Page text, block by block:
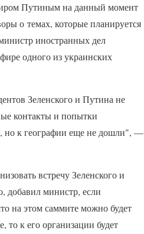
Путиным на данный момент
о темах, которые планируется
иностранных дел
одного из украинских
Зеленского и Путина не
контакты и попытки
но к географии еще не дошли", —
встречу Зеленского и
добавил министр, если
на этом саммите можно будет
то к его организации будет